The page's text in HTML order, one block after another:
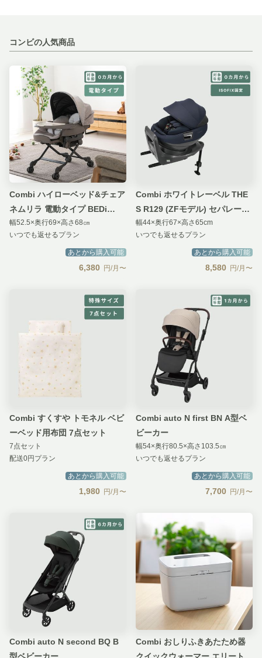
コンビの人気商品
Combi ハイローベッド&チェア
ネムリラ 電動タイプ BEDi
Long スリープシェル付き EG
＋モデル
幅52.5×奥行69×高さ68㎝
いつでも返せるプラン
あとから購入可能
6,380 円/月〜
Combi ホワイトレーベル THE
S R129 (ZFモデル) セパレート
システム チャイルドシート
幅44×奥行67×高さ65cm
いつでも返せるプラン
あとから購入可能
8,580 円/月〜
Combi すくすや トモネル ベビ
ーベッド用布団 7点セット
7点セット
配送0円プラン
あとから購入可能
1,980 円/月〜
Combi auto N first BN A型ベ
ビーカー
幅54×奥行80.5×高さ103.5㎝
いつでも返せるプラン
あとから購入可能
7,700 円/月〜
Combi auto N second BQ B
Combi おしりふきあたため器